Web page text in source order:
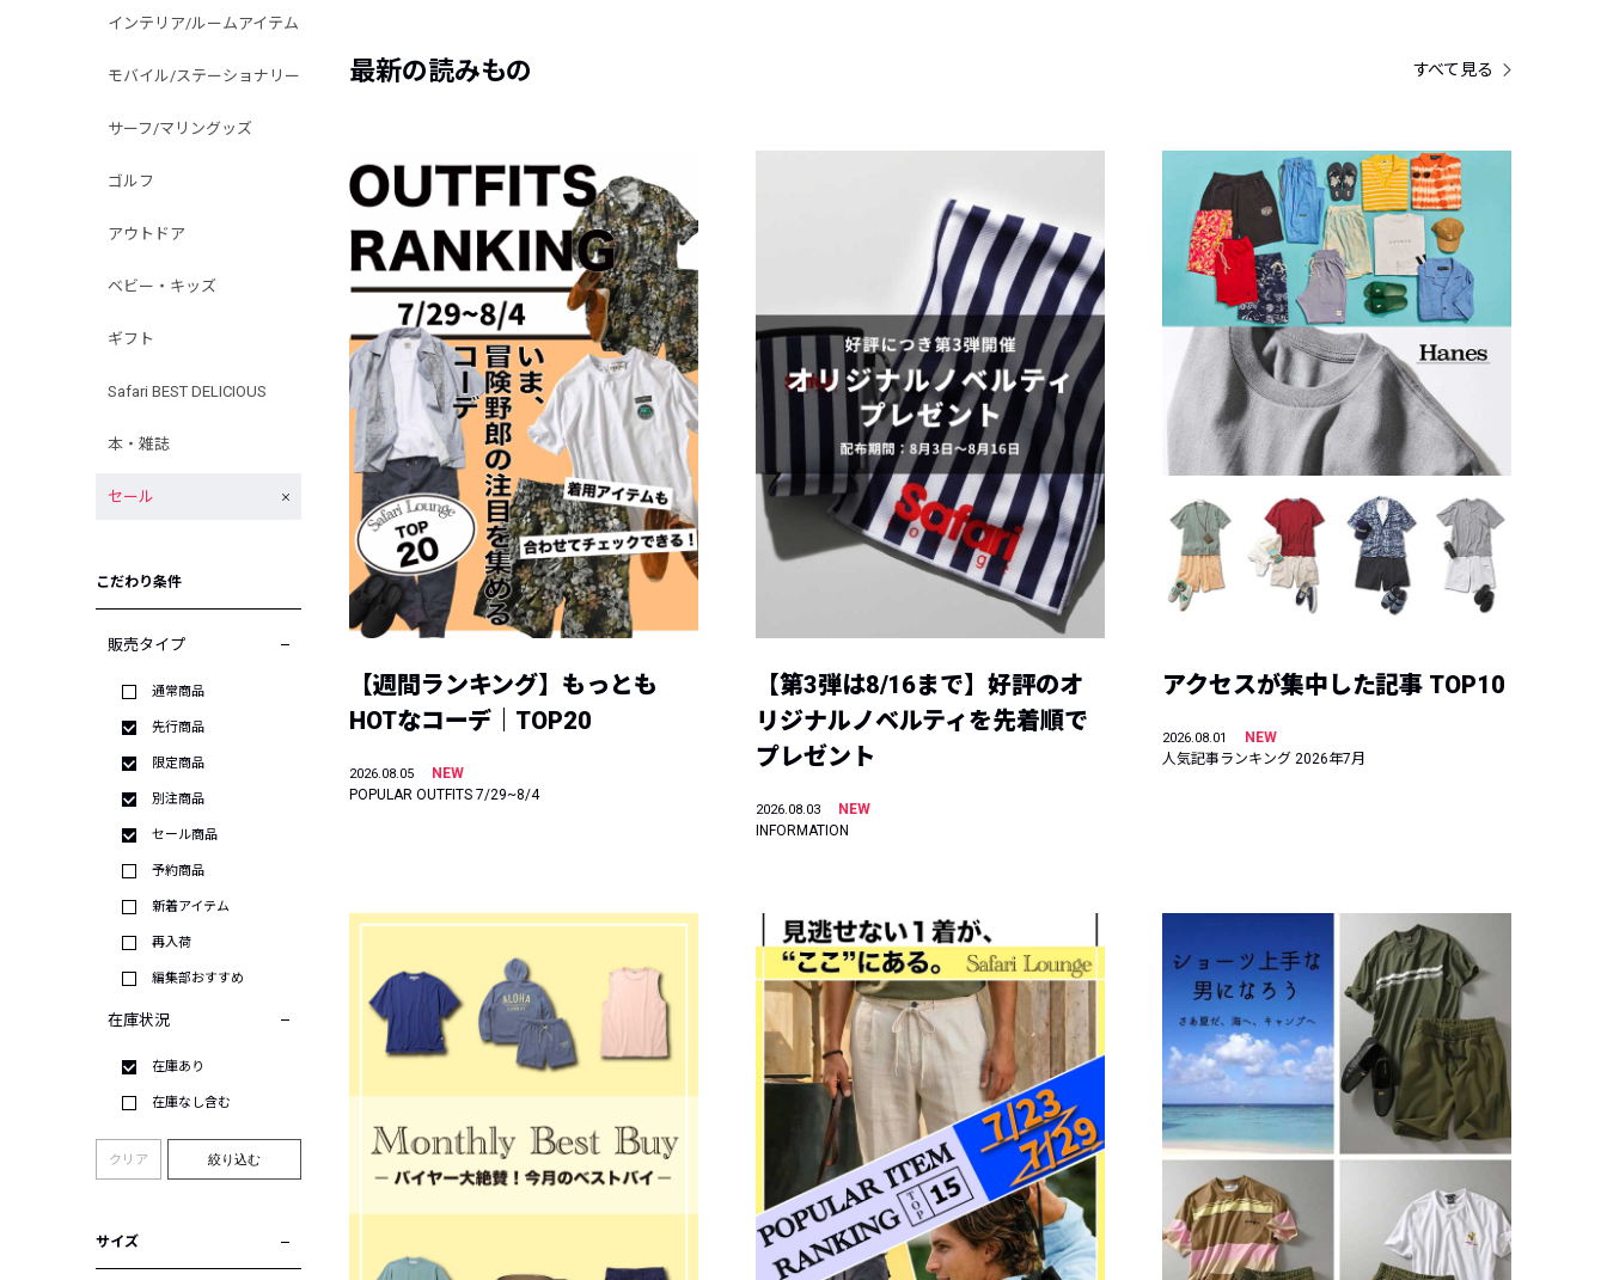
インテリア/ルームアイテム
モバイル/ステーショナリー
サーフ/マリングッズ
ゴルフ
アウトドア
ベビー・キッズ
ギフト
Safari BEST DELICIOUS
本・雑誌
セール
こだわり条件
販売タイプ
通常商品
先行商品
限定商品
別注商品
セール商品
予約商品
新着アイテム
再入荷
編集部おすすめ
在庫状況
在庫あり
在庫なし含む
クリア 絞り込む
サイズ
最新の読みもの すべて見る
【週間ランキング】もっとも
HOTなコーデ｜TOP20
2026.08.05
NEW
POPULAR OUTFITS 7/29~8/4
【第3弾は8/16まで】好評のオ
リジナルノベルティを先着順で
プレゼント
2026.08.03
NEW
INFORMATION
アクセスが集中した記事 TOP10
2026.08.01
NEW
人気記事ランキング 2026年7月